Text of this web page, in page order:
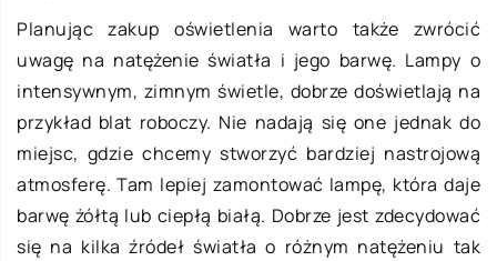
Planując zakup oświetlenia warto także zwrócić
uwagę na natężenie światła i jego barwę. Lampy o
intensywnym, zimnym świetle, dobrze doświetlają na
przykład blat roboczy. Nie nadają się one jednak do
miejsc, gdzie chcemy stworzyć bardziej nastrojową
atmosferę. Tam lepiej zamontować lampę, która daje
barwę żółtą lub ciepłą białą. Dobrze jest zdecydować
się na kilka źródeł światła o różnym natężeniu tak